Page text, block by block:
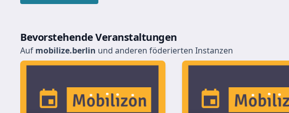
Bevorstehende Veranstaltungen
Auf mobilize.berlin und anderen föderierten Instanzen